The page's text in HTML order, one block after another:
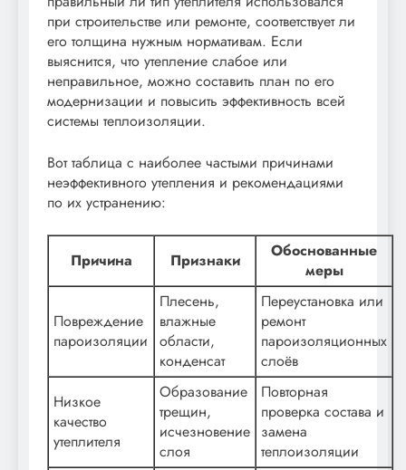
при строительстве или ремонте, соответствует ли
его толщина нужным нормативам. Если
выяснится, что утепление слабое или
неправильное, можно составить план по его
модернизации и повысить эффективность всей
системы теплоизоляции.
Вот таблица с наиболее частыми причинами
неэффективного утепления и рекомендациями
по их устранению:
Причина Признаки
Обоснованные
меры
Повреждение
пароизоляции
Плесень,
влажные
области,
конденсат
Переустановка или
ремонт
пароизоляционных
слоёв
Низкое
качество
утеплителя
Образование
трещин,
исчезновение
слоя
Повторная
проверка состава и
заменa
теплоизоляции